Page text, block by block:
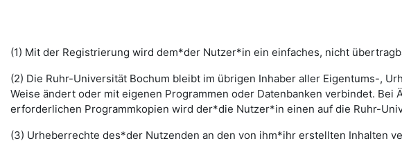
(1) Mit der Registrierung wird dem*der Nutzer*in ein einfaches, nicht
(2) Die Ruhr-Universität Bochum bleibt im übrigen Inhaber aller Eigentums-,
Weise ändert oder mit eigenen Programmen oder Datenbanken verbindet.
erforderlichen Programmkopien wird der*die Nutzer*in einen auf die Ruhr-
(3) Urheberrechte des*der Nutzenden an den von ihm*ihr erstellten Inhalten